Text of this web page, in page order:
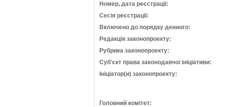
Номер, дата реєстрації:
Сесія реєстрації:
Включено до порядку денного:
Редакція законопроекту:
Рубрика законопроекту:
Суб'єкт права законодавчої ініціативи:
Ініціатор(и) законопроекту:
Головний комітет: